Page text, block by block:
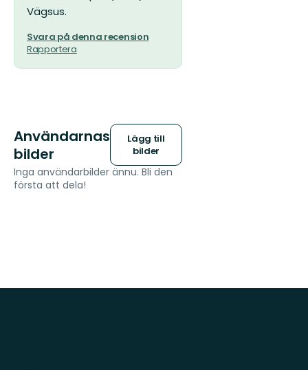
Vägsus.
Svara på denna recension
Rapportera
Användarnas
bilder
Lägg till
bilder
Inga användarbilder ännu. Bli den
första att dela!